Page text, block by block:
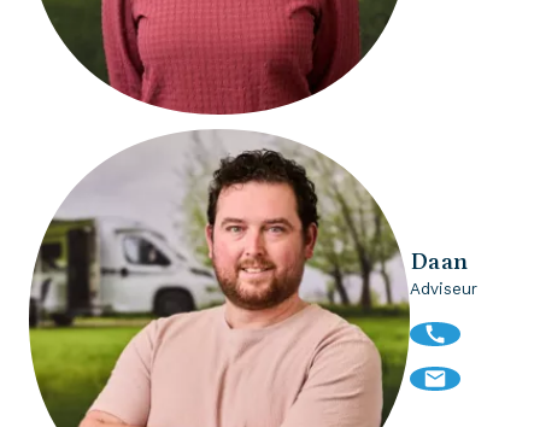
Daan
Adviseur